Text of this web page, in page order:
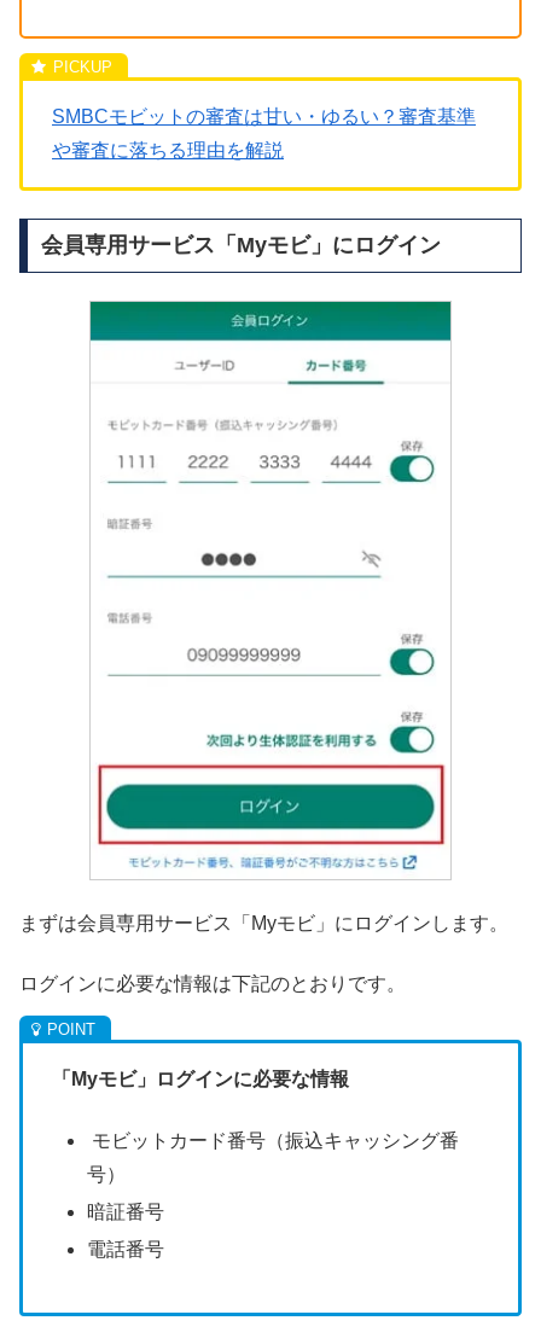
SMBCモビットの審査は甘い・ゆるい？審査基準
や審査に落ちる理由を解説
会員専用サービス「Myモビ」にログイン
まずは会員専用サービス「Myモビ」にログインします。
ログインに必要な情報は下記のとおりです。
「Myモビ」ログインに必要な情報
モビットカード番号（振込キャッシング番
号）
暗証番号
電話番号